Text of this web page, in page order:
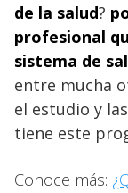
de la salud?
profesional
sistema de
entre mucha
el estudio y
tiene este
Conoce más: